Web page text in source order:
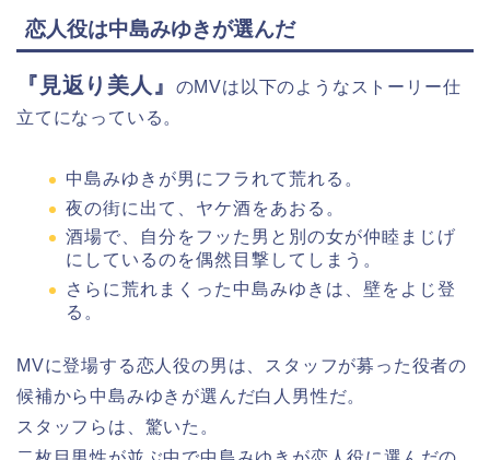
恋人役は中島みゆきが選んだ
『見返り美人』
のMVは以下のようなストーリー仕
立てになっている。
中島みゆきが男にフラれて荒れる。
夜の街に出て、ヤケ酒をあおる。
酒場で、自分をフッた男と別の女が仲睦まじげ
にしているのを偶然目撃してしまう。
さらに荒れまくった中島みゆきは、壁をよじ登
る。
MVに登場する恋人役の男は、スタッフが募った役者の
候補から中島みゆきが選んだ白人男性だ。
スタッフらは、驚いた。